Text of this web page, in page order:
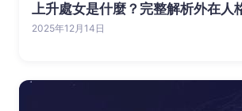
上升處女是什麼？完整解析外在人
2025年12月14日